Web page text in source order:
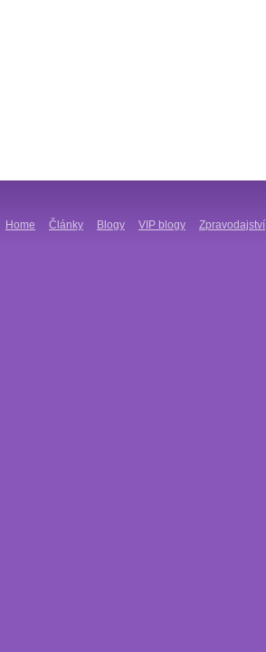
Home Články Blogy VIP blogy Zpravodajství